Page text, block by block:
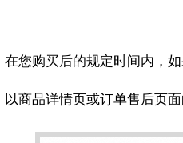
您购买后的规定时间内，
商品详情页或订单售后页面